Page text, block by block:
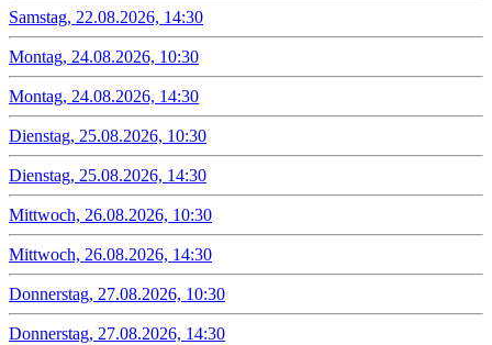
Samstag, 22.08.2026, 14:30
Montag, 24.08.2026, 10:30
Montag, 24.08.2026, 14:30
Dienstag, 25.08.2026, 10:30
Dienstag, 25.08.2026, 14:30
Mittwoch, 26.08.2026, 10:30
Mittwoch, 26.08.2026, 14:30
Donnerstag, 27.08.2026, 10:30
Donnerstag, 27.08.2026, 14:30